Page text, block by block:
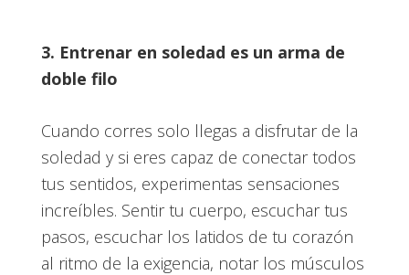
3. Entrenar en soledad es un arma de
doble filo
Cuando corres solo llegas a disfrutar de la
soledad y si eres capaz de conectar todos
tus sentidos, experimentas sensaciones
increíbles. Sentir tu cuerpo, escuchar tus
pasos, escuchar los latidos de tu corazón
al ritmo de la exigencia, notar los músculos